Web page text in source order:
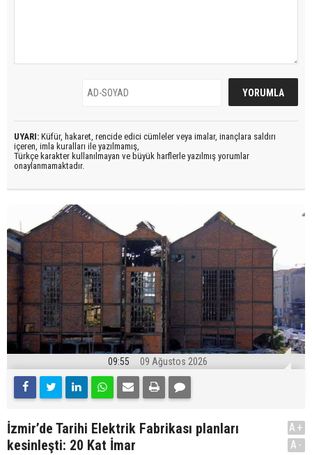
UYARI: Küfür, hakaret, rencide edici cümleler veya imalar, inançlara saldırı
içeren, imla kuralları ile yazılmamış,
Türkçe karakter kullanılmayan ve büyük harflerle yazılmış yorumlar
onaylanmamaktadır.
09:55 09 Ağustos 2026
İzmir’de Tarihi Elektrik Fabrikası planları
kesinleşti: 20 Kat İmar
A+
A-